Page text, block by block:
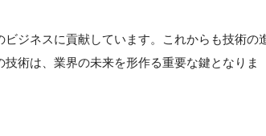
ジネスに貢献しています。これからも技術の
術は、業界の未来を形作る重要な鍵となりま